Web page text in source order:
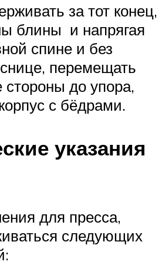
за тот конец,
блины и напрягая
спине и без
перемещать
стороны до упора,
с бёдрами.
указания
для пресса,
следующих